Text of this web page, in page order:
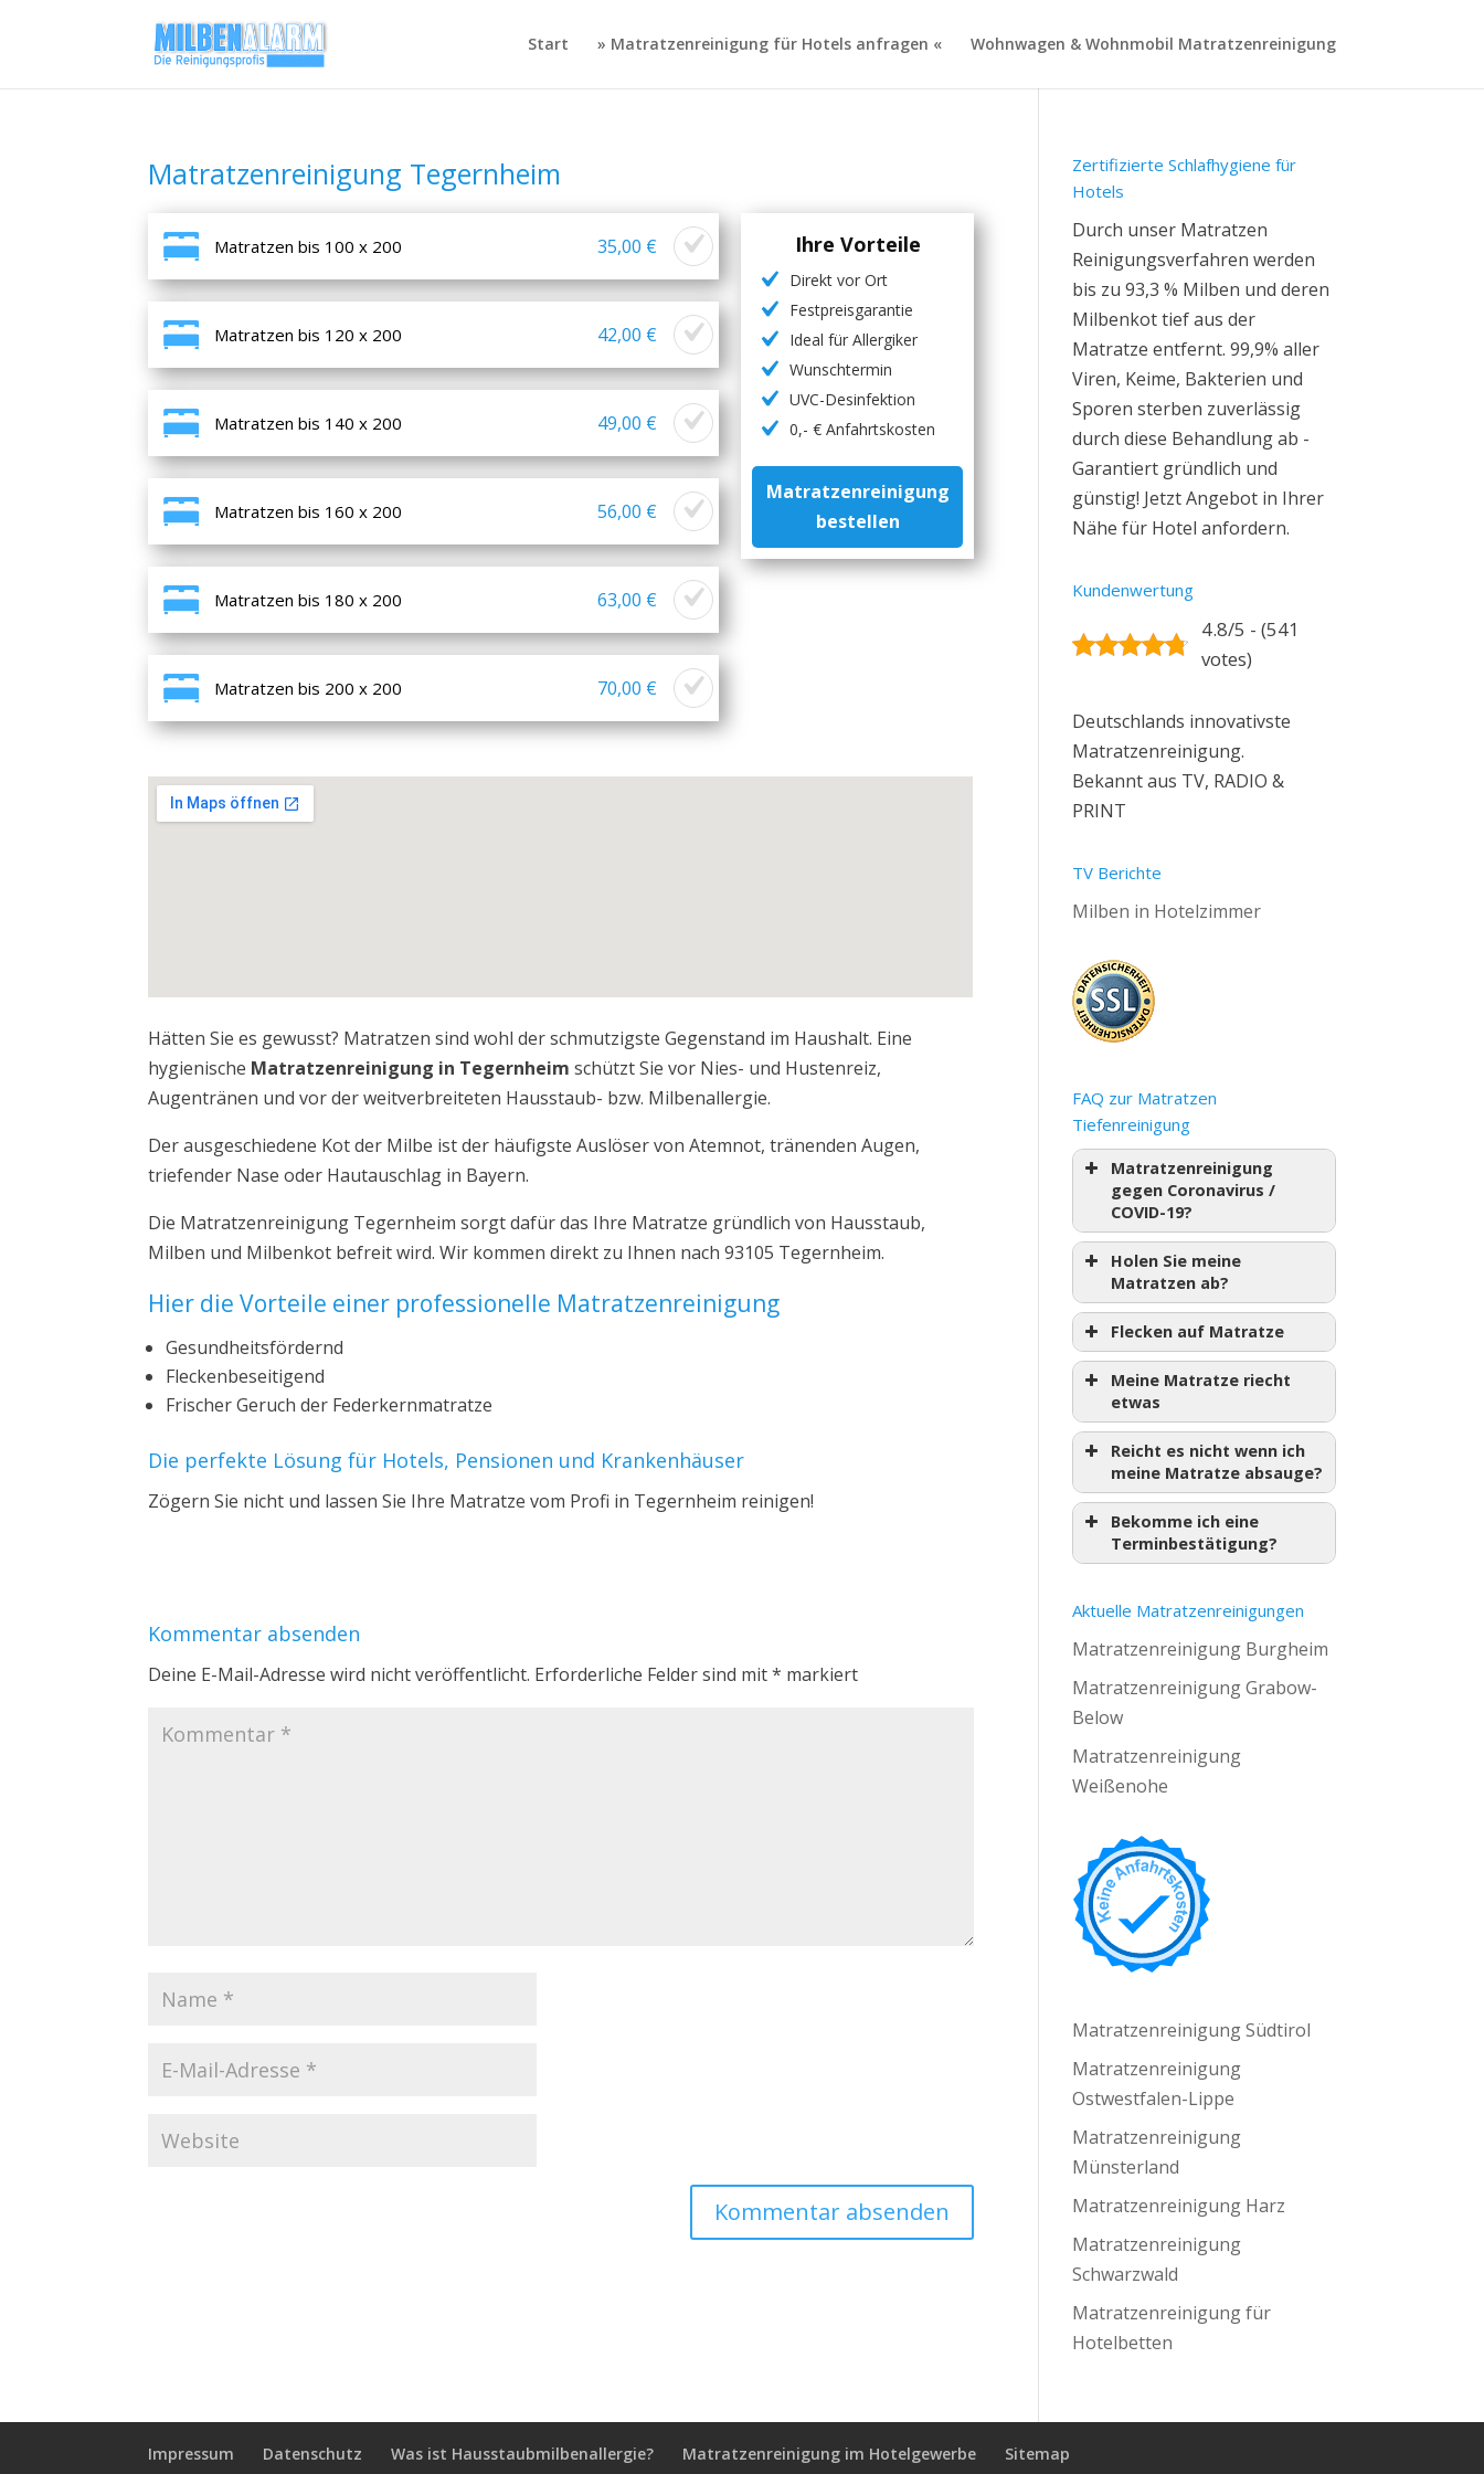
Start » Matratzenreinigung für Hotels anfragen « Wohnwagen & Wohnmobil Matratzenreinigung
Matratzenreinigung Tegernheim
Matratzen bis 100 x 200 35,00 €
Matratzen bis 120 x 200 42,00 €
Matratzen bis 140 x 200 49,00 €
Matratzen bis 160 x 200 56,00 €
Matratzen bis 180 x 200 63,00 €
Matratzen bis 200 x 200 70,00 €
Ihre Vorteile
Direkt vor Ort
Festpreisgarantie
Ideal für Allergiker
Wunschtermin
UVC-Desinfektion
0,- € Anfahrtskosten
Matratzenreinigung
bestellen
Hätten Sie es gewusst? Matratzen sind wohl der schmutzigste Gegenstand im Haushalt. Eine
hygienische Matratzenreinigung in Tegernheim schützt Sie vor Nies- und Hustenreiz,
Augentränen und vor der weitverbreiteten Hausstaub- bzw. Milbenallergie.
Der ausgeschiedene Kot der Milbe ist der häufigste Auslöser von Atemnot, tränenden Augen,
triefender Nase oder Hautauschlag in Bayern.
Die Matratzenreinigung Tegernheim sorgt dafür das Ihre Matratze gründlich von Hausstaub,
Milben und Milbenkot befreit wird. Wir kommen direkt zu Ihnen nach 93105 Tegernheim.
Hier die Vorteile einer professionelle Matratzenreinigung
Gesundheitsfördernd
Fleckenbeseitigend
Frischer Geruch der Federkernmatratze
Die perfekte Lösung für Hotels, Pensionen und Krankenhäuser
Zögern Sie nicht und lassen Sie Ihre Matratze vom Profi in Tegernheim reinigen!
Kommentar absenden
Deine E-Mail-Adresse wird nicht veröffentlicht. Erforderliche Felder sind mit* markiert
Zertifizierte Schlafhygiene für
Hotels
Durch unser Matratzen
Reinigungsverfahren werden
bis zu 93,3 % Milben und deren
Milbenkot tief aus der
Matratze entfernt. 99,9% aller
Viren, Keime, Bakterien und
Sporen sterben zuverlässig
durch diese Behandlung ab -
Garantiert gründlich und
günstig! Jetzt Angebot in Ihrer
Nähe für Hotel anfordern.
Kundenwertung
4.8/5 - (541
votes)
Deutschlands innovativste
Matratzenreinigung.
Bekannt aus TV, RADIO &
PRINT
TV Berichte
Milben in Hotelzimmer
FAQ zur Matratzen
Tiefenreinigung
Matratzenreinigung
gegen Coronavirus /
COVID-19?
Holen Sie meine
Matratzen ab?
Flecken auf Matratze
Meine Matratze riecht
etwas
Reicht es nicht wenn ich
meine Matratze absauge?
Bekomme ich eine
Terminbestätigung?
Aktuelle Matratzenreinigungen
Matratzenreinigung Burgheim
Matratzenreinigung Grabow-
Below
Matratzenreinigung
Weißenohe
Matratzenreinigung Südtirol
Matratzenreinigung
Ostwestfalen-Lippe
Matratzenreinigung
Münsterland
Matratzenreinigung Harz
Matratzenreinigung
Schwarzwald
Matratzenreinigung für
Hotelbetten
Impressum Datenschutz Was ist Hausstaubmilbenallergie? Matratzenreinigung im Hotelgewerbe Sitemap